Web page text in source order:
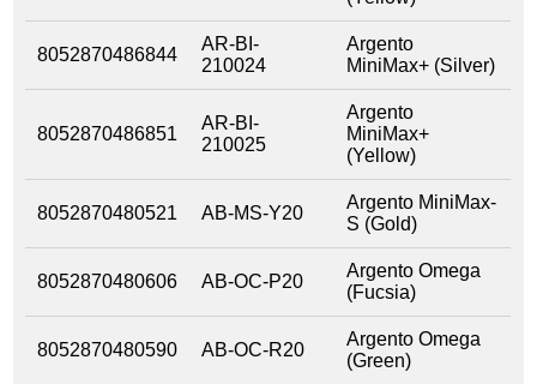
8052870486844
AR-BI-
210024
Argento
MiniMax+ (Silver)
8052870486851
AR-BI-
210025
Argento
MiniMax+
(Yellow)
8052870480521 AB-MS-Y20
Argento MiniMax-
S (Gold)
8052870480606 AB-OC-P20
Argento Omega
(Fucsia)
8052870480590 AB-OC-R20
Argento Omega
(Green)